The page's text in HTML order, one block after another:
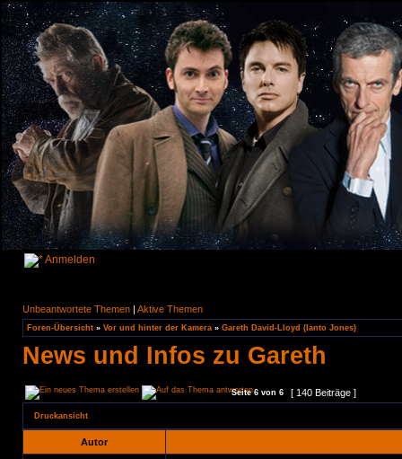
Anmelden
Unbeantwortete Themen | Aktive Themen
Foren-Übersicht » Vor und hinter der Kamera » Gareth David-Lloyd (Ianto Jones)
News und Infos zu Gareth
Seite6 von 6 [ 140 Beiträge ]
Druckansicht
Autor